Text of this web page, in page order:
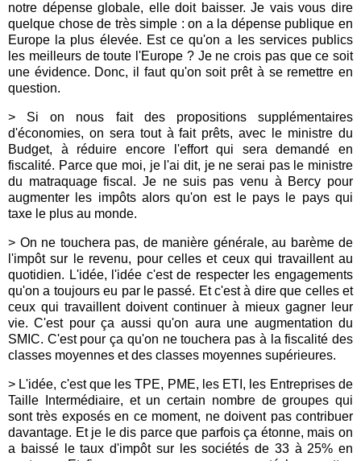
notre dépense globale, elle doit baisser. Je vais vous dire
quelque chose de très simple : on a la dépense publique en
Europe la plus élevée. Est ce qu'on a les services publics
les meilleurs de toute l'Europe ? Je ne crois pas que ce soit
une évidence. Donc, il faut qu'on soit prêt à se remettre en
question.
> Si on nous fait des propositions supplémentaires
d'économies, on sera tout à fait prêts, avec le ministre du
Budget, à réduire encore l'effort qui sera demandé en
fiscalité. Parce que moi, je l'ai dit, je ne serai pas le ministre
du matraquage fiscal. Je ne suis pas venu à Bercy pour
augmenter les impôts alors qu'on est le pays le pays qui
taxe le plus au monde.
> On ne touchera pas, de manière générale, au barème de
l'impôt sur le revenu, pour celles et ceux qui travaillent au
quotidien. L'idée, l'idée c'est de respecter les engagements
qu'on a toujours eu par le passé. Et c'est à dire que celles et
ceux qui travaillent doivent continuer à mieux gagner leur
vie. C'est pour ça aussi qu'on aura une augmentation du
SMIC. C'est pour ça qu'on ne touchera pas à la fiscalité des
classes moyennes et des classes moyennes supérieures.
> L'idée, c'est que les TPE, PME, les ETI, les Entreprises de
Taille Intermédiaire, et un certain nombre de groupes qui
sont très exposés en ce moment, ne doivent pas contribuer
davantage. Et je le dis parce que parfois ça étonne, mais on
a baissé le taux d'impôt sur les sociétés de 33 à 25% en